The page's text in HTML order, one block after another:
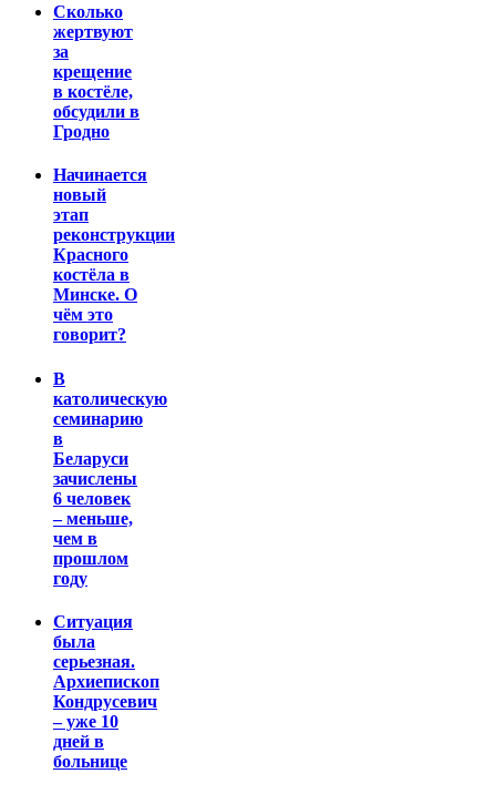
Сколько
жертвуют
за
крещение
в костёле,
обсудили в
Гродно
Начинается
новый
этап
реконструкции
Красного
костёла в
Минске. О
чём это
говорит?
В
католическую
семинарию
в
Беларуси
зачислены
6 человек
– меньше,
чем в
прошлом
году
Ситуация
была
серьезная.
Архиепископ
Кондрусевич
– уже 10
дней в
больнице